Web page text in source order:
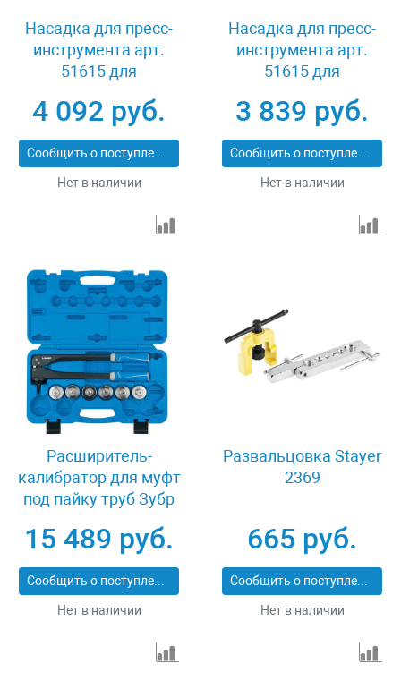
Насадка для пресс-
инструмента арт.
51615 для
мм Зубр ШиреФит
51621-32
4 092 руб.
Сообщить о поступлении
Нет в наличии
Насадка для пресс-
инструмента арт.
51615 для
мм Зубр ШиреФит
51621-26
3 839 руб.
Сообщить о поступлении
Нет в наличии
Расширитель-
калибратор для муфт
под пайку труб Зубр
15 489 руб.
Сообщить о поступлении
Нет в наличии
Развальцовка Stayer
2369
665 руб.
Сообщить о поступлении
Нет в наличии